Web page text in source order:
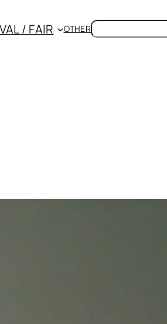
/ FAIR OTHER検